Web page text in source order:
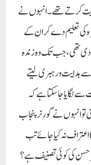
کرتے تھے ۔ انہوں نے
کی تعلیم دے کر ان کے
دی تھی ، جب تک وہ زندہ
ہدایت و رہبری لیتے
لگایا جا سکتا ہے کہ
پیشکش کی گئی تو انہوں نے گورنر پنجاب
نہ کیا جائے تب
حسن کی کوئی تصنیف ہے ؟